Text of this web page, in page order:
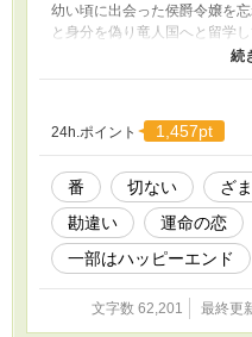
幼い頃に出会った侯爵令嬢を
と身分を偽り竜人国へと留学
離の物語。番でない人々の貫
付けてください。 ※性描写は
ります ※多少の残酷表現あり
24h.ポイント
1,457pt
番 切ない ざ
勘違い
運命の恋
一部はハッピーエンド
文字数 62,201 最終更